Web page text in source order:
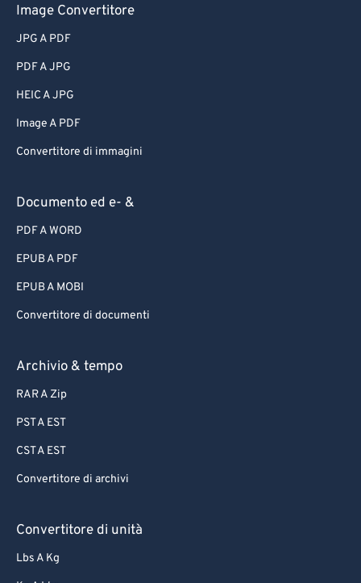
Image Convertitore
JPG A PDF
PDF A JPG
HEIC A JPG
Image A PDF
Convertitore di immagini
Documento ed e- &
PDF A WORD
EPUB A PDF
EPUB A MOBI
Convertitore di documenti
Archivio & tempo
RAR A Zip
PST A EST
CST A EST
Convertitore di archivi
Convertitore di unità
Lbs A Kg